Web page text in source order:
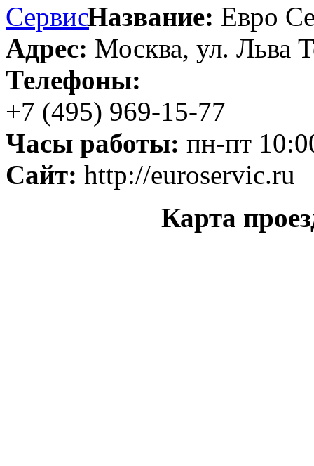
Название: Евро
Адрес: Москва, ул. Льва
Телефоны:
+7 (495) 969-15-77
Часы работы: пн-пт
Сайт: http://euroservic.ru
Карта